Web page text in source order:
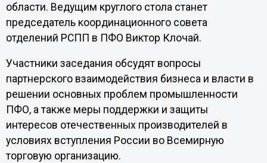
области. Ведущим круглого стола станет
председатель координационного совета
отделений РСПП в ПФО Виктор Клочай.
Участники заседания обсудят вопросы
партнерского взаимодействия бизнеса и власти в
решении основных проблем промышленности
ПФО, а также меры поддержки и защиты
интересов отечественных производителей в
условиях вступления России во Всемирную
торговую организацию.